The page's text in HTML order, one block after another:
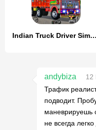
Indian Truck Driver Simulator
andybiza
12
Трафик
подводит.
маневрируешь
не всегда